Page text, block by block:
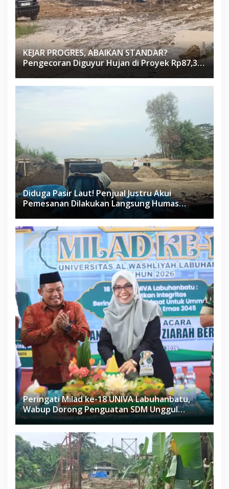
KEJAR PROGRES, ABAIKAN STANDAR?
Pengecoran Diguyur Hujan di Proyek Rp87,34
Miliar Sukma Nias, Konsultan, Pengawas dan
PPK Bungkam
Diduga Pasir Laut! Penjual Justru Akui
Pemesanan Dilakukan Langsung Humas
Peringati Milad ke-18 UNIVA Labuhanbatu,
Wabup Dorong Penguatan SDM Unggul
Menuju Indonesia Emas 2045